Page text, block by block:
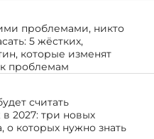
проблемами, никто
5 жёстких,
которые изменят
проблемам
считать
2027: три новых
о которых нужно знать